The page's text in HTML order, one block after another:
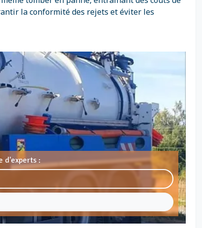
la conformité des rejets et éviter les
d'experts :